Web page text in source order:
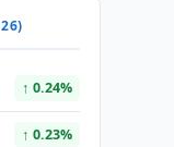
↑ 0.24%
↑ 0.23%